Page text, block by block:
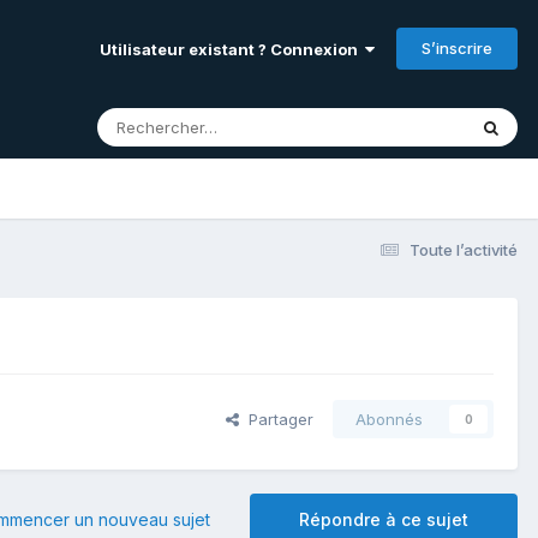
Utilisateur existant ? Connexion S’inscrire
Toute l’activité
Partager Abonnés 0
Répondre à ce sujet
un nouveau sujet